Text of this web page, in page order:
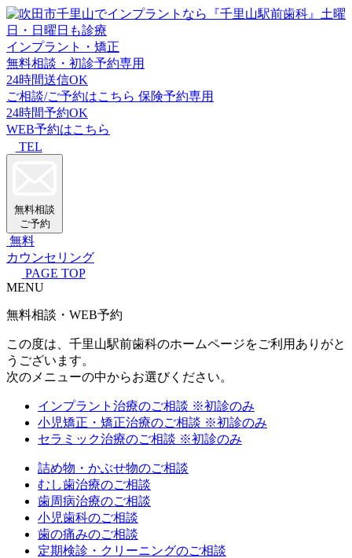
インプラント・矯正
無料相談・初診予約専用
24時間送信OK
ご相談/ご予約はこちら 保険予約専用
24時間予約OK
WEB予約はこちら
TEL
無料相談
ご予約
無料
カウンセリング
PAGE TOP
MENU
無料相談・WEB予約
この度は、千里山駅前歯科のホームページをご利用ありがと
うございます。
次のメニューの中からお選びください。
インプラント治療のご相談 ※初診のみ
小児矯正・矯正治療のご相談 ※初診のみ
セラミック治療のご相談 ※初診のみ
詰め物・かぶせ物のご相談
むし歯治療のご相談
歯周病治療のご相談
小児歯科のご相談
歯の痛みのご相談
定期検診・クリーニングのご相談